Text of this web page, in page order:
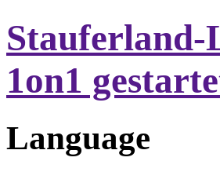
1on1
Language